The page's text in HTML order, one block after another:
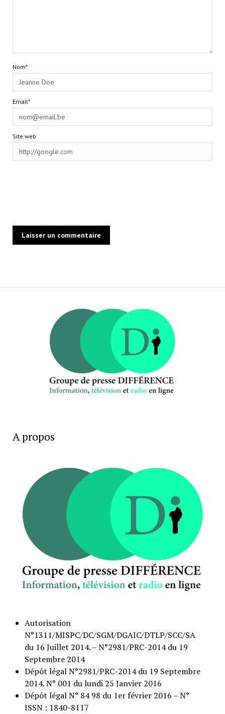
Nom*
Email*
Site web
A propos
Autorisation
N°1311/MISPC/DC/SGM/DGAIC/DTLP/SCC/SA
du 16 Juillet 2014. – N°2981/PRC-2014 du 19
Septembre 2014
Dépôt légal N°2981/PRC-2014 du 19 Septembre
2014. N° 001 du lundi 25 Janvier 2016
Dépôt légal N° 84 98 du 1er février 2016 – N°
ISSN : 1840-8117